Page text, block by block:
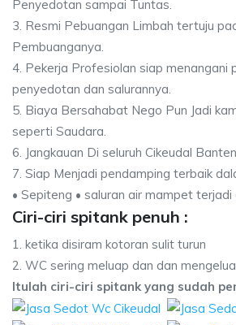
Penyedotan sampai Tuntas.
3. Resmi Pebuangan Limbah tertuju
Pembuanganya.
4. Pekerja Profesiolan siap menangani
penyedotan dan salurannya.
5. Biaya Bersahabat Nego Pun Jadi
seperti Saudara.
6. Jangkauan Di seluruh Cikeudal
7. Siap Menjadi pendamping terbaik
• Sepiteng • saluran air mampet terjadi
Ciri-ciri spitank penuh :
1. ketika disiram kotoran sulit turun
2. WC sering meluap dan dan
Itulah ciri-ciri spitank yang sudah